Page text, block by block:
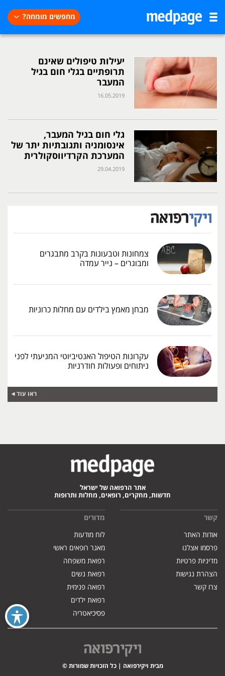
מחפשים מומחה?
יעילות טיפולים שאינם
תרופתיים בגלי חום בגיל
המעבר
16.05.2019
גלי חום בגיל המעבר,
אינסומניה ותגובתיות יתר של
המערכת הקרדיווסקולרית
29.04.2019
צמחונות וטבעונות בקרב מתבגרים
ומבוגרים – נייר עמדה
מבחן מאמץ בילדים עם מחלות כרוניות
עקרונות הטיפול האנטיביוטי המניעתי לפני
ניתוחים ופעולות חודרניות
ראו עוד
אתר הרפואה של ישראל
חדשות, מחקרים, רופאים, מחלות ותרופות
קשר
אודות האתר
פרסמו אצלנו
מדיניות פרטיות
הצהרת נגישות
צרו קשר
מדורים
לוח מודעות
מאגר רופאים ראשי
רפואת משפחה
רפואת נשים
רפואה פנימית
רפואת ילדים
פסיכיאטריה
מבית ויקירפואה | כל הזכויות שמורות ©